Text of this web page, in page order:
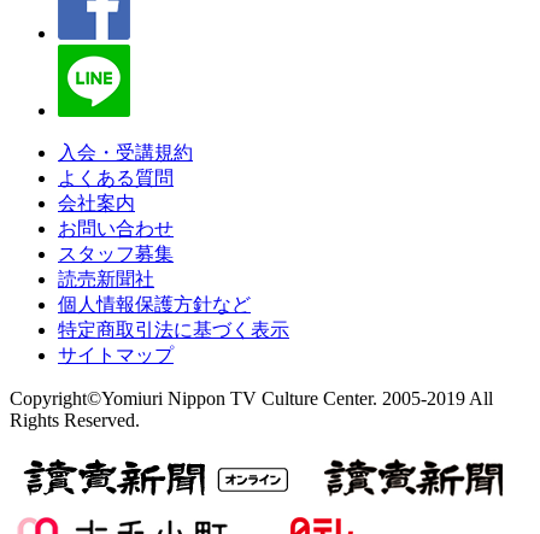
入会・受講規約
よくある質問
会社案内
お問い合わせ
スタッフ募集
読売新聞社
個人情報保護方針など
特定商取引法に基づく表示
サイトマップ
Copyright©Yomiuri Nippon TV Culture Center. 2005-2019 All
Rights Reserved.